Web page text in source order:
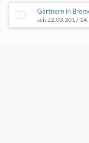
Gärtnern in
seit 22.03.2017